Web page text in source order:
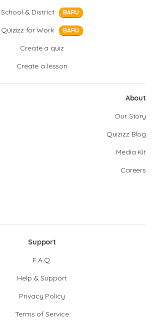
School & District
BARU
Quizizz for Work BARU
Create a quiz
Create a lesson
About
Our Story
Quizizz Blog
Media Kit
Careers
Support
F.A.Q.
Help & Support
Privacy Policy
Terms of Service